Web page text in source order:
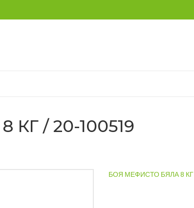
/ 20-100519
БОЯ МЕФИСТО БЯЛА 8 КГ